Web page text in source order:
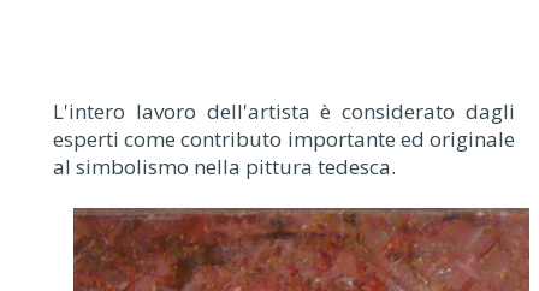
L'intero lavoro dell'artista è considerato dagli
esperti come contributo importante ed originale
al simbolismo nella pittura tedesca.